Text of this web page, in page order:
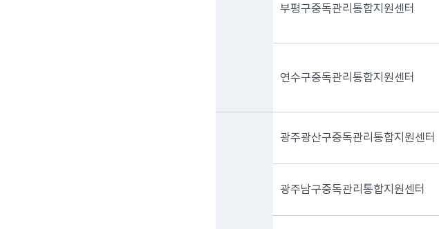
부평구중독관리통합지원센터
연수구중독관리통합지원센터
광주광산구중독관리통합지원센터
광주남구중독관리통합지원센터